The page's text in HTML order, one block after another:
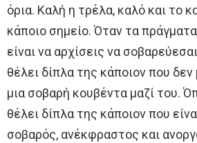
όρια. Καλή η τρέλα, καλό και το
κάποιο σημείο. Όταν τα
είναι να αρχίσεις να
θέλει δίπλα της κάποιον που δεν
μια σοβαρή κουβέντα μαζί του.
θέλει δίπλα της κάποιον που
σοβαρός, ανέκφραστος και